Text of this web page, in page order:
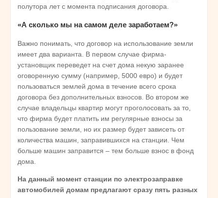
полутора лет с момента подписания договора.
«А сколько мы на самом деле заработаем?»
Важно понимать, что договор на использование земли
имеет два варианта. В первом случае фирма-
установщик переведет на счет дома некую заранее
оговоренную сумму (например, 5000 евро) и будет
пользоваться землей дома в течение всего срока
договора без дополнительных взносов. Во втором же
случае владельцы квартир могут проголосовать за то,
что фирма будет платить им регулярные взносы за
пользование земли, но их размер будет зависеть от
количества машин, заправившихся на станции. Чем
больше машин заправится – тем больше взнос в фонд
дома.
На данный момент станции по электрозаправке
автомобилей домам предлагают сразу пять разных